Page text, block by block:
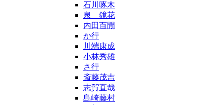
石川啄木
泉 鏡花
内田百閒
か行
川端康成
小林秀雄
さ行
斎藤茂吉
志賀直哉
島崎藤村